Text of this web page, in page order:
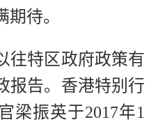
待。
往特区政府政策有
报告。香港特别行
梁振英于2017年1